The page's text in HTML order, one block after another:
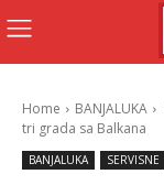
Home BANJALUKA
tri grada sa Balkana
BANJALUKA SERVISNE